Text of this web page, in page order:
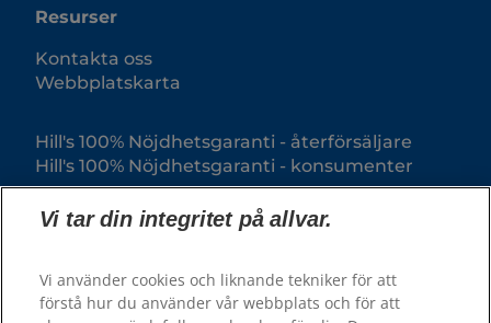
Resurser
Kontakta oss
Webbplatskarta
Hill's 100% Nöjdhetsgaranti - återförsäljare
Hill's 100% Nöjdhetsgaranti - konsumenter
Vi tar din integritet på allvar.
Vi använder cookies och liknande tekniker för att
förstå hur du använder vår webbplats och för att